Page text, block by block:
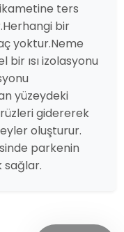
ters
bir
yoktur.Neme
bir ısı izolasyonu
yüzeydeki
gidererek
oluşturur.
parkenin
sağlar.